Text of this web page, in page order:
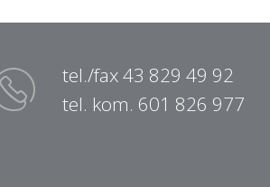
tel./fax 43 829 49 92
tel. kom. 601 826 977